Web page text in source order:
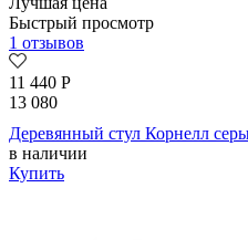
Быстрый просмотр
1 отзывов
11 440 Р
13 080
Деревянный стул Корнелл
в наличии
Купить